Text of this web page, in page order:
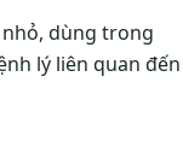
dùng trong
lý liên quan đến